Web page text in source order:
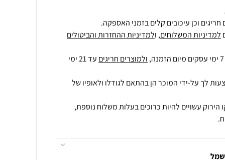
וכן עיכובים קלים בזמני האספקה.
למדיניות המשלוחים, ולמדיניות ההחזרות והביטולים
ולמוצרים חריגים עד 21 ימי
לך על-ידי המוכר הן בהתאם לגודלו ולאופיו של
הירוק עשויים להיות כרוכים בעלות משלוח נוספת,